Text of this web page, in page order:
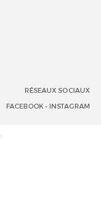
RÉSEAUX SOCIAUX
FACEBOOK - INSTAGRAM